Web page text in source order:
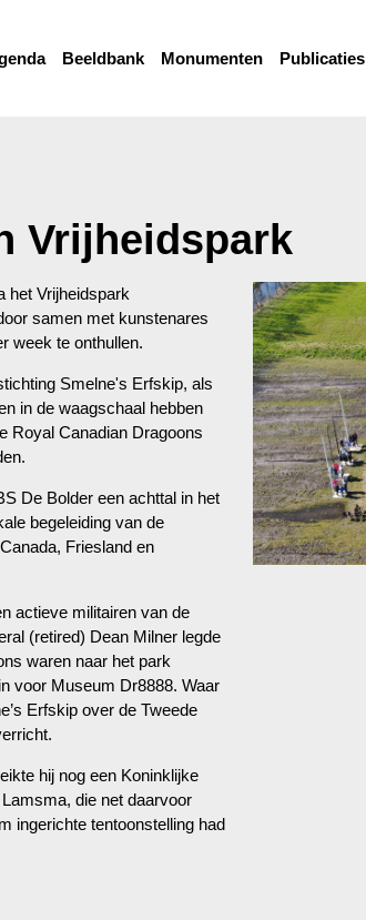
Beeldbank Monumenten Publicaties
Vrijheidspark
het Vrijheidspark
samen met kunstenares
week te onthullen.
Smelne's Erfskip, als
in de waagschaal hebben
Royal Canadian Dragoons
De Bolder een achttal in het
begeleiding van de
Friesland en
actieve militairen van de
(retired) Dean Milner legde
waren naar het park
voor Museum Dr8888. Waar
Erfskip over de Tweede
hij nog een Koninklijke
die net daarvoor
ingerichte tentoonstelling had